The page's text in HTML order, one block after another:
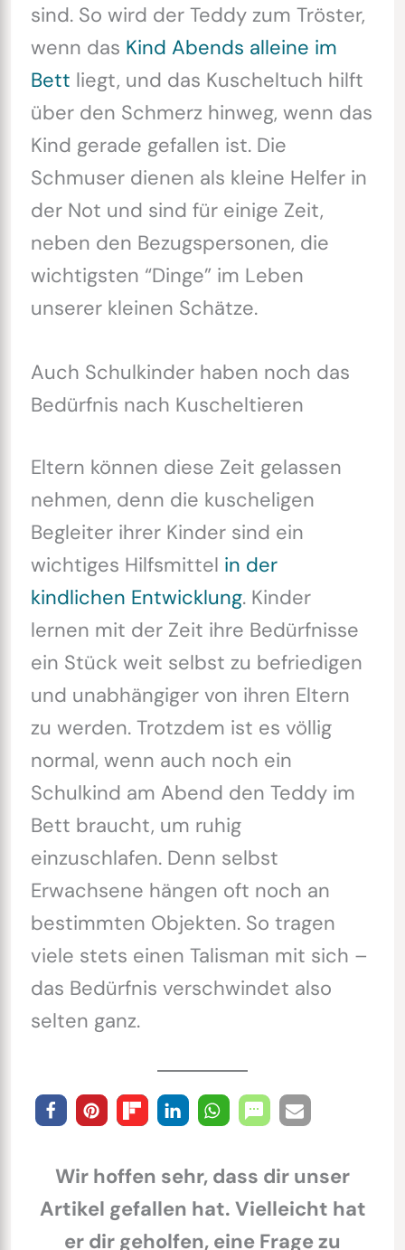
sind. So wird der Teddy zum Tröster,
wenn das Kind Abends alleine im
Bett liegt, und das Kuscheltuch hilft
über den Schmerz hinweg, wenn das
Kind gerade gefallen ist. Die
Schmuser dienen als kleine Helfer in
der Not und sind für einige Zeit,
neben den Bezugspersonen, die
wichtigsten “Dinge” im Leben
unserer kleinen Schätze.
Auch Schulkinder haben noch das
Bedürfnis nach Kuscheltieren
Eltern können diese Zeit gelassen
nehmen, denn die kuscheligen
Begleiter ihrer Kinder sind ein
wichtiges Hilfsmittel in der
kindlichen Entwicklung. Kinder
lernen mit der Zeit ihre Bedürfnisse
ein Stück weit selbst zu befriedigen
und unabhängiger von ihren Eltern
zu werden. Trotzdem ist es völlig
normal, wenn auch noch ein
Schulkind am Abend den Teddy im
Bett braucht, um ruhig
einzuschlafen. Denn selbst
Erwachsene hängen oft noch an
bestimmten Objekten. So tragen
viele stets einen Talisman mit sich –
das Bedürfnis verschwindet also
selten ganz.
Wir hoffen sehr, dass dir unser
Artikel gefallen hat. Vielleicht hat
er dir geholfen, eine Frage zu